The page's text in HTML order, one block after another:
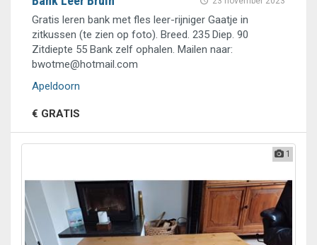
Gratis leren bank met fles leer-rijniger Gaatje in
zitkussen (te zien op foto). Breed. 235 Diep. 90
Zitdiepte 55 Bank zelf ophalen. Mailen naar:
bwotme@hotmail.com
Apeldoorn
€ GRATIS
1